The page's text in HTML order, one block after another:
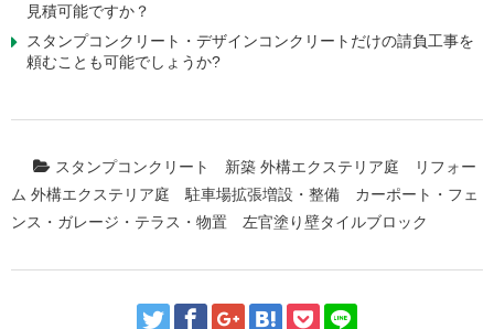
見積可能ですか？
スタンプコンクリート・デザインコンクリートだけの請負工事を
頼むことも可能でしょうか?
スタンプコンクリート 新築 外構エクステリア庭
リフォー
ム 外構エクステリア庭
駐車場拡張増設・整備
カーポート・フェ
ンス・ガレージ・テラス・物置
左官塗り壁タイルブロック